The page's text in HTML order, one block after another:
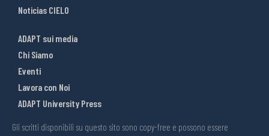
Noticias CIELO
ADAPT sui media
Chi Siamo
Eventi
Lavora con Noi
ADAPT University Press
Gli scritti disponibili su questo sito sono copy-free e possono essere